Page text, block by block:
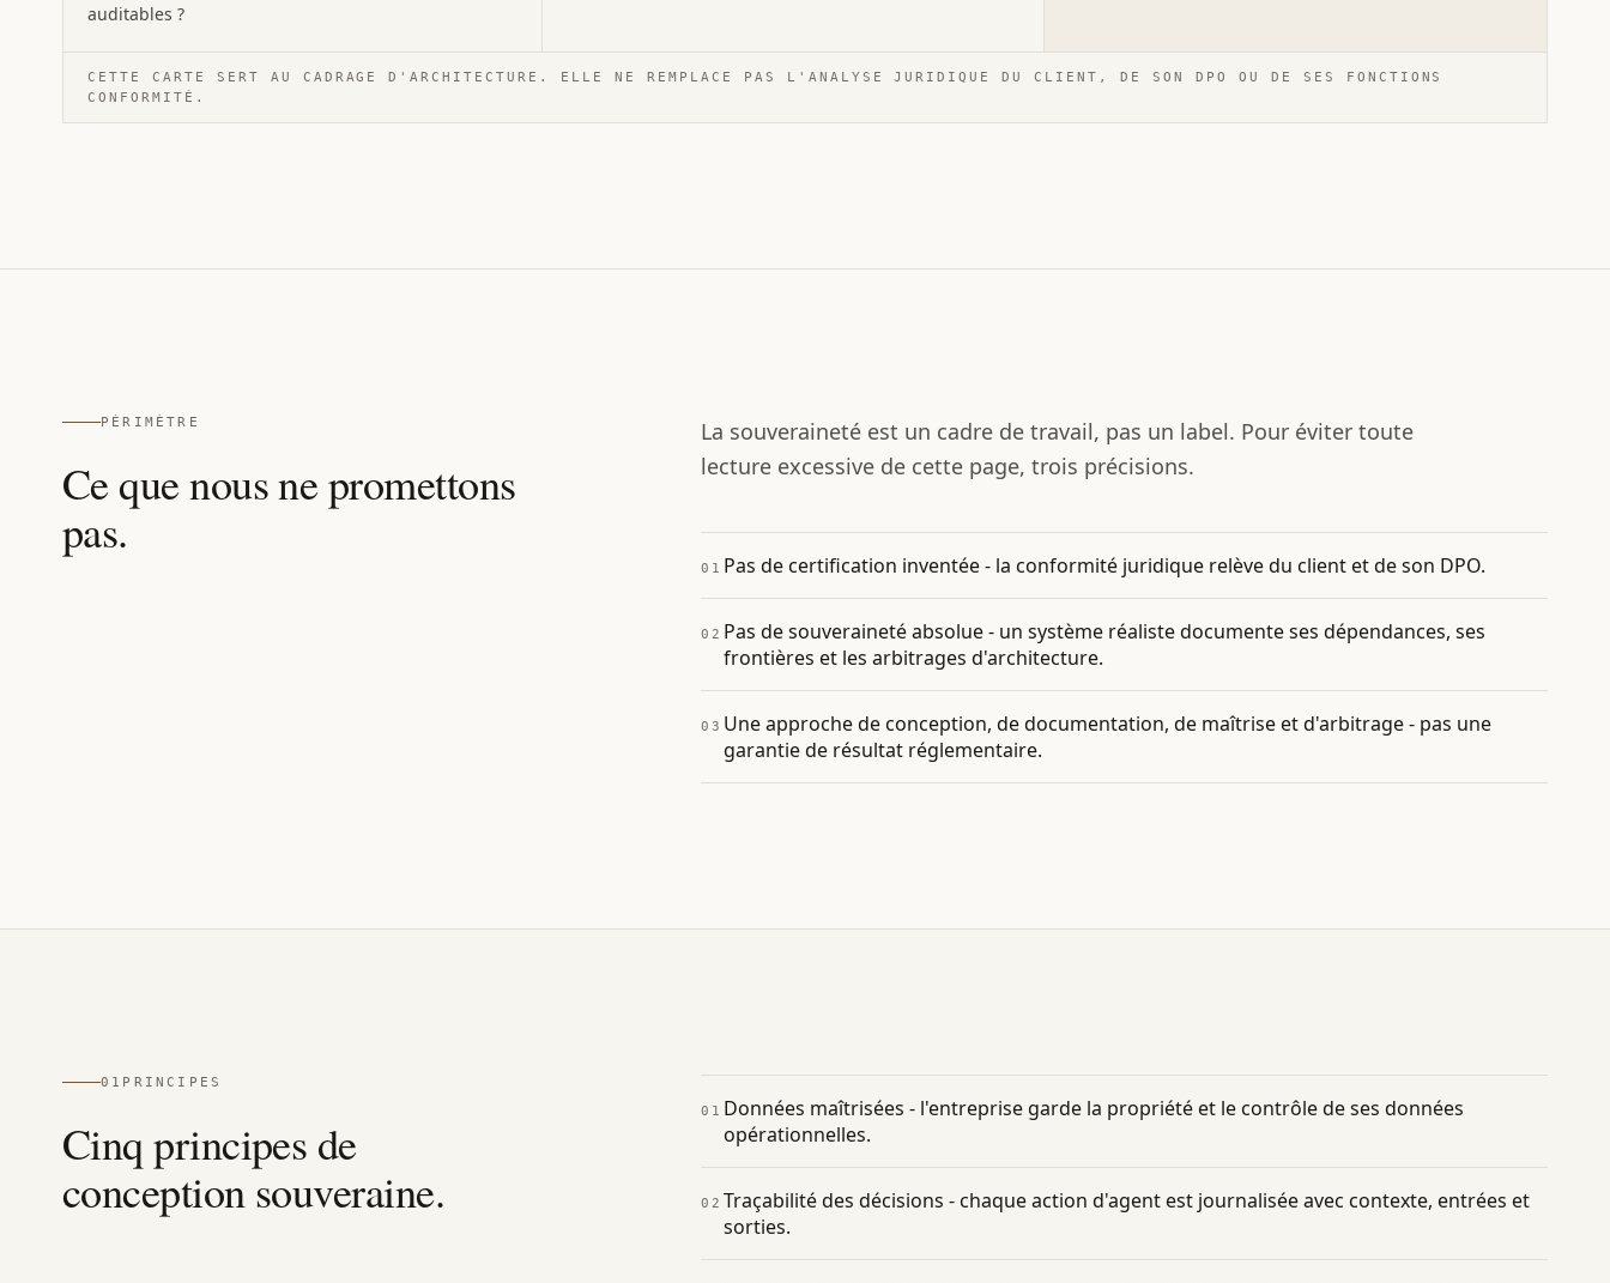
auditables ?
CETTE CARTE SERT AU CADRAGE D'ARCHITECTURE. ELLE NE REMPLACE PAS L'ANALYSE JURIDIQUE DU CLIENT, DE SON DPO OU DE SES FONCTIONS
CONFORMITÉ.
PÉRIMÈTRE
Ce que nous ne promettons
pas.
La souveraineté est un cadre de travail, pas un label. Pour éviter toute
lecture excessive de cette page, trois précisions.
01 Pas de certification inventée - la conformité juridique relève du client et de son DPO.
02 Pas de souveraineté absolue - un système réaliste documente ses dépendances, ses
frontières et les arbitrages d'architecture.
03 Une approche de conception, de documentation, de maîtrise et d'arbitrage - pas une
garantie de résultat réglementaire.
01 PRINCIPES
Cinq principes de
conception souveraine.
01 Données maîtrisées - l'entreprise garde la propriété et le contrôle de ses données
opérationnelles.
02 Traçabilité des décisions - chaque action d'agent est journalisée avec contexte, entrées et
sorties.